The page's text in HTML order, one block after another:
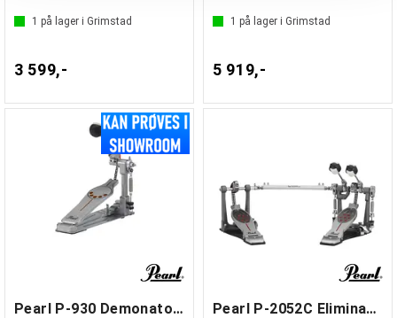
1 på lager i Grimstad
3 599,-
1 på lager i Grimstad
5 919,-
Pearl P-930 Demonator Bass Drum Pedal Pearl P-2052C Eliminator dobbeltpedal